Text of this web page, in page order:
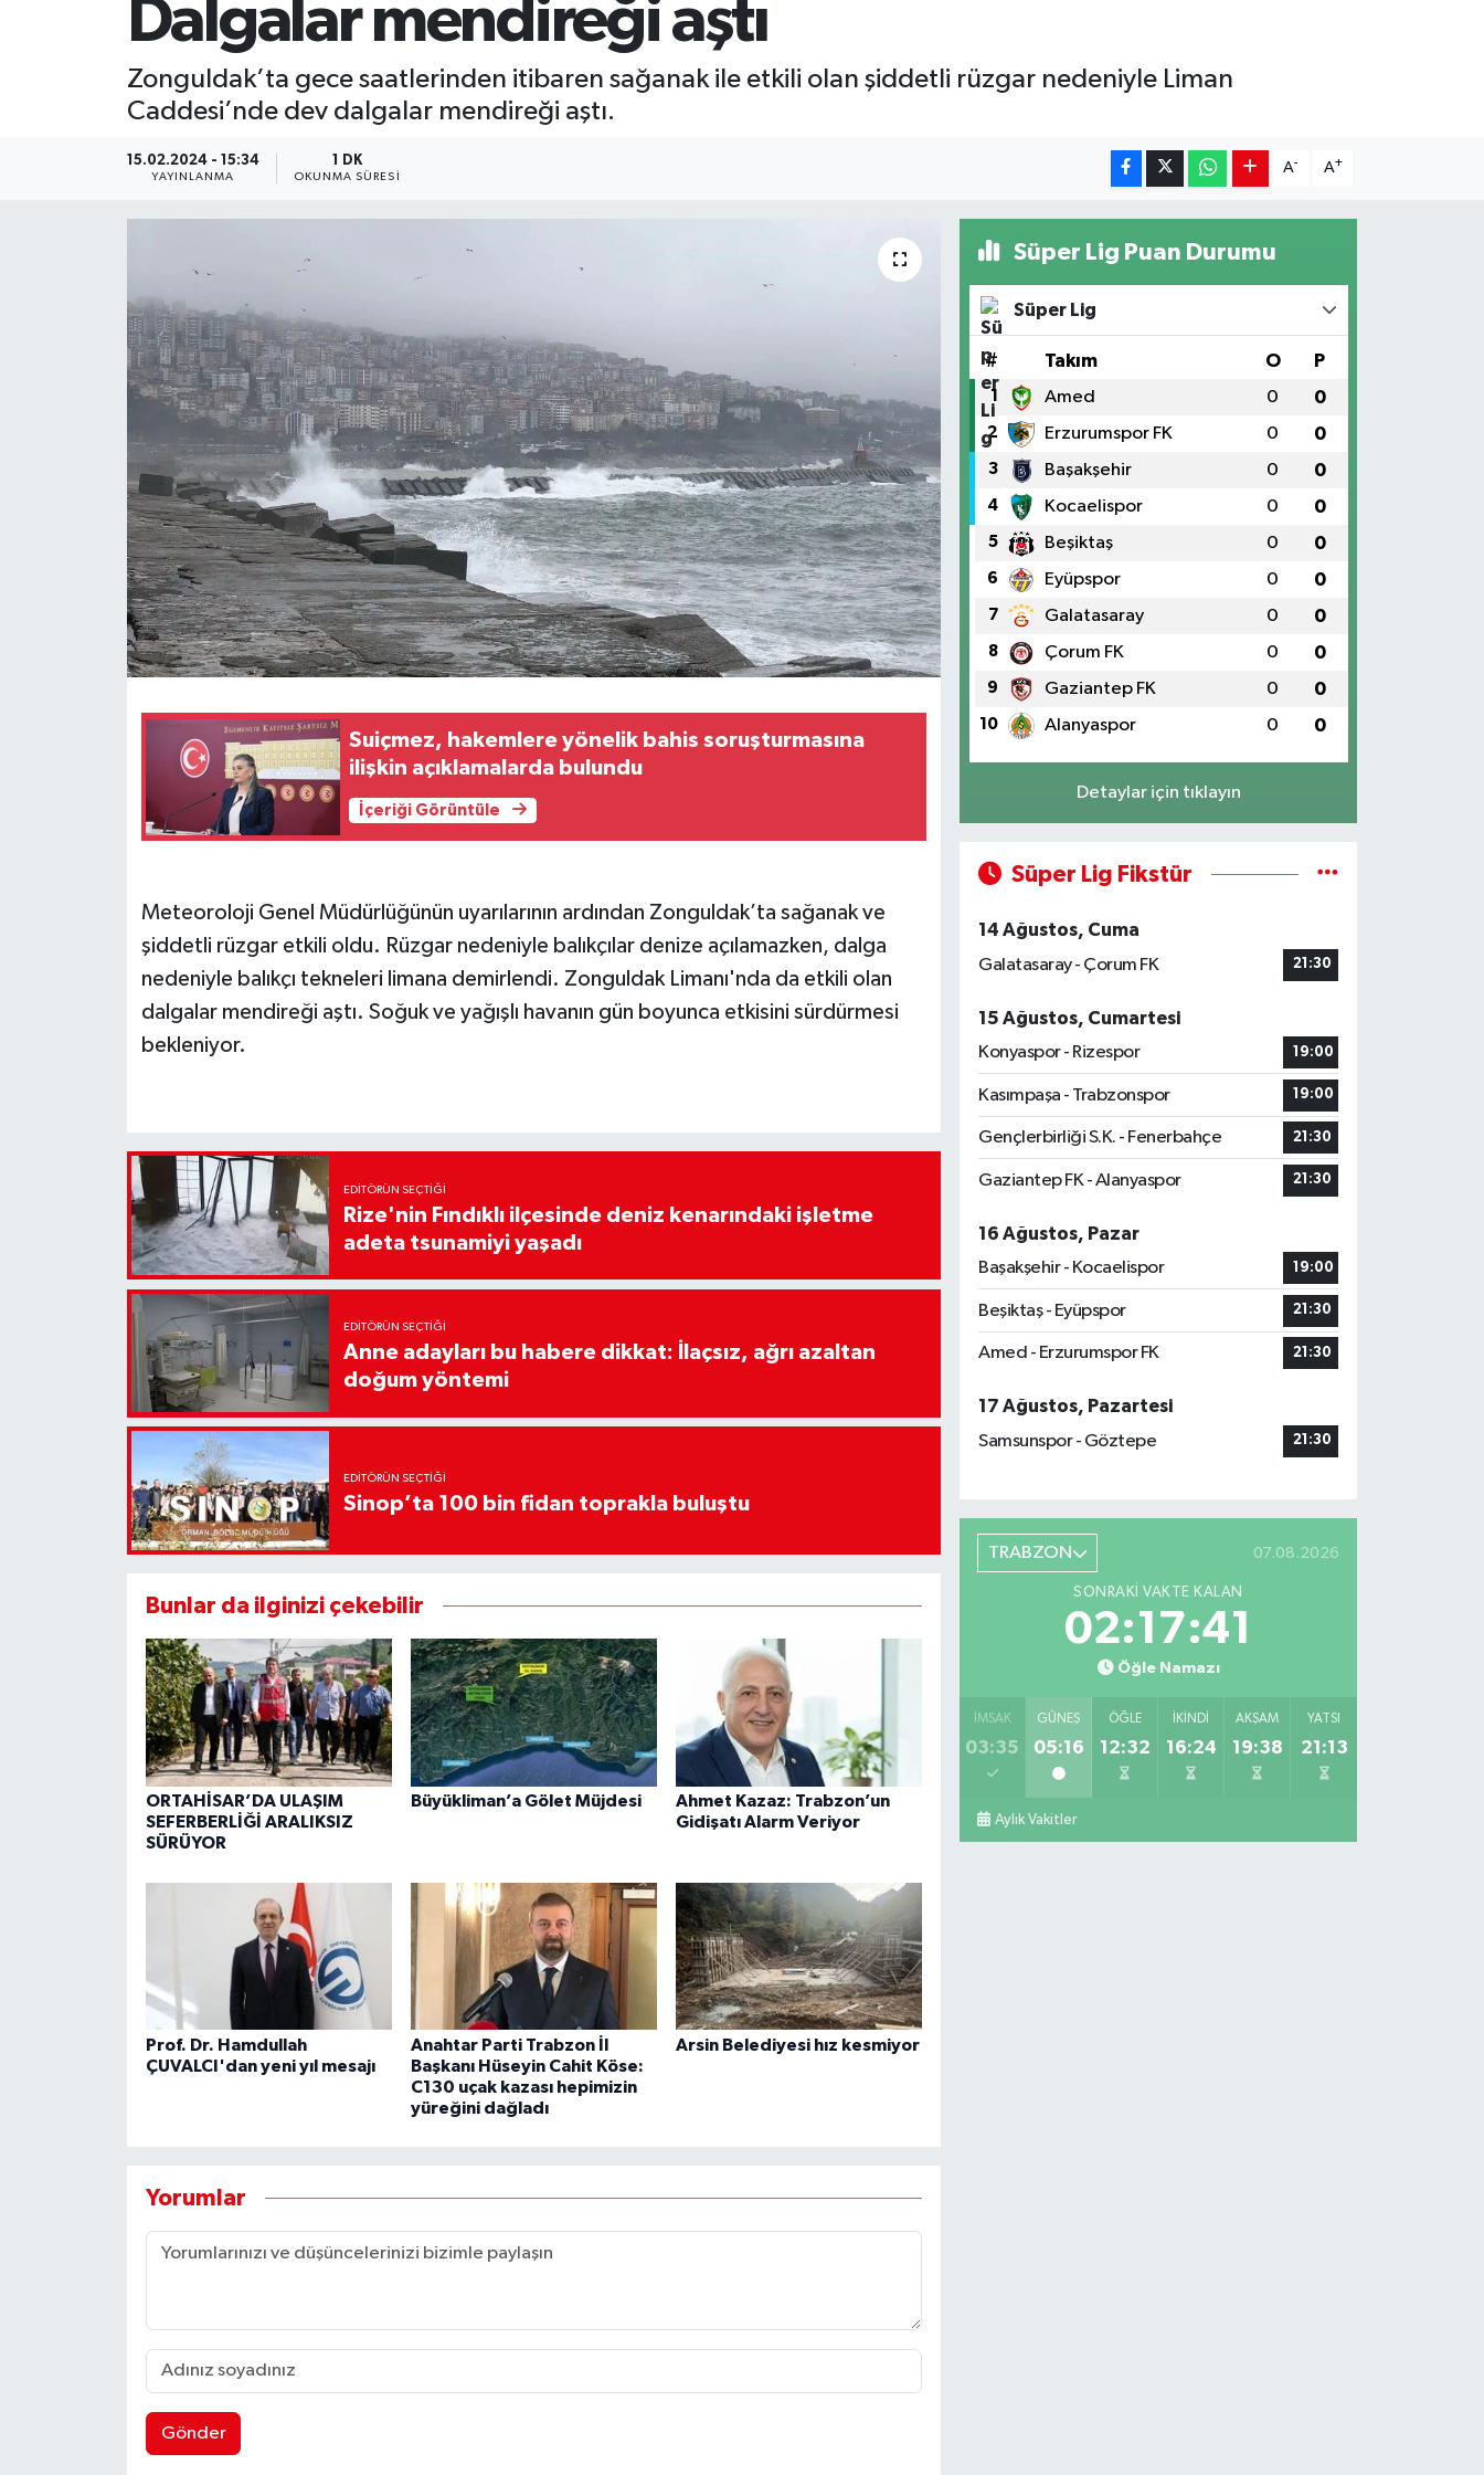
Dalgalar mendireği aştı
Zonguldak’ta gece saatlerinden itibaren sağanak ile etkili olan şiddetli rüzgar nedeniyle Liman
Caddesi’nde dev dalgalar mendireği aştı.
15.02.2024 - 15:34
YAYINLANMA
1 DK
OKUNMA SÜRESI
A- A+
Suiçmez, hakemlere yönelik bahis soruşturmasına
ilişkin açıklamalarda bulundu
İçeriği Görüntüle
Meteoroloji Genel Müdürlüğünün uyarılarının ardından Zonguldak’ta sağanak ve
şiddetli rüzgar etkili oldu. Rüzgar nedeniyle balıkçılar denize açılamazken, dalga
nedeniyle balıkçı tekneleri limana demirlendi. Zonguldak Limanı'nda da etkili olan
dalgalar mendireği aştı. Soğuk ve yağışlı havanın gün boyunca etkisini sürdürmesi
bekleniyor.
EDITÖRÜN SEÇTIĞI
Rize'nin Fındıklı ilçesinde deniz kenarındaki işletme
adeta tsunamiyi yaşadı
EDITÖRÜN SEÇTIĞI
Anne adayları bu habere dikkat: İlaçsız, ağrı azaltan
doğum yöntemi
EDITÖRÜN SEÇTIĞI
Sinop’ta 100 bin fidan toprakla buluştu
Bunlar da ilginizi çekebilir
ORTAHİSAR’DA ULAŞIM
SEFERBERLİĞİ ARALIKSIZ
SÜRÜYOR
Büyükliman’a Gölet Müjdesi
Ahmet Kazaz: Trabzon’un
Gidişatı Alarm Veriyor
Prof. Dr. Hamdullah
ÇUVALCI'dan yeni yıl mesajı
Anahtar Parti Trabzon İl
Başkanı Hüseyin Cahit Köse:
C130 uçak kazası hepimizin
yüreğini dağladı
Arsin Belediyesi hız kesmiyor
Yorumlar
Gönder
Süper Lig Puan Durumu
Süper Lig
# Takım O P
1 Amed 0 0
2 Erzurumspor FK 0 0
3 Başakşehir 0 0
4 Kocaelispor 0 0
5 Beşiktaş 0 0
6 Eyüpspor 0 0
7 Galatasaray 0 0
8 Çorum FK 0 0
9 Gaziantep FK 0 0
10 Alanyaspor 0 0
Detaylar için tıklayın
Süper Lig Fikstür
14 Ağustos, Cuma
Galatasaray - Çorum FK
21:30
15 Ağustos, Cumartesi
Konyaspor - Rizespor
19:00
Kasımpaşa - Trabzonspor 19:00
Gençlerbirliği S.K. - Fenerbahçe 21:30
Gaziantep FK - Alanyaspor 21:30
16 Ağustos, Pazar
Başakşehir - Kocaelispor
19:00
Beşiktaş - Eyüpspor 21:30
Amed - Erzurumspor FK 21:30
17 Ağustos, Pazartesi
Samsunspor - Göztepe
21:30
TRABZON 07.08.2026
SONRAKI VAKTE KALAN
02:17:40
Öğle Namazı
İMSAK
03:35
GÜNEŞ
05:16
ÖĞLE
12:32
İKINDI
16:24
AKŞAM
19:38
YATSI
21:13
Aylık Vakitler
SİYASET
TRABZON